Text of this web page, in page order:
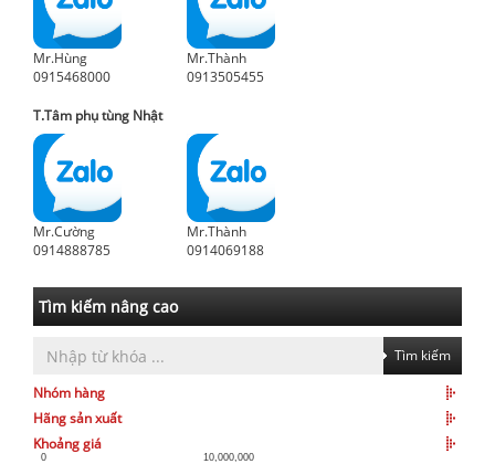
Mr.Hùng
0915468000
Mr.Thành
0913505455
T.Tâm phụ tùng Nhật
Mr.Cường
0914888785
Mr.Thành
0914069188
Tìm kiếm nâng cao
Tìm kiếm
Nhóm hàng
Hãng sản xuất
Khoảng giá
0 10,000,000